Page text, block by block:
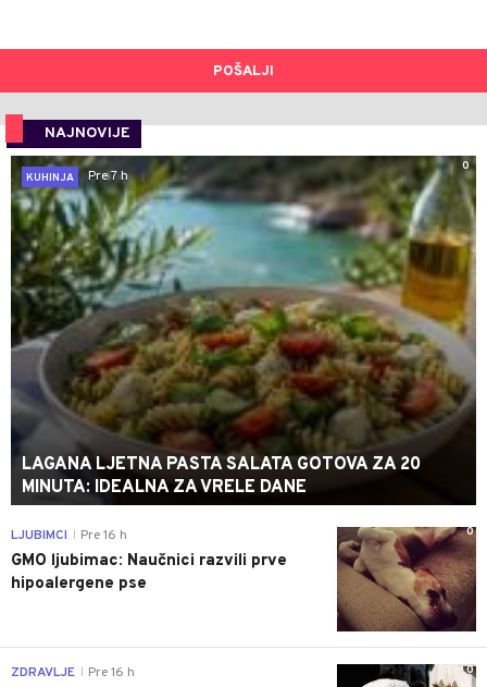
POŠALJI
NAJNOVIJE
0
KUHINJA
Pre 7 h
LAGANA LJETNA PASTA SALATA GOTOVA ZA 20
MINUTA: IDEALNA ZA VRELE DANE
0
LJUBIMCI Pre 16 h
GMO ljubimac: Naučnici razvili prve
hipoalergene pse
0
ZDRAVLJE Pre 16 h